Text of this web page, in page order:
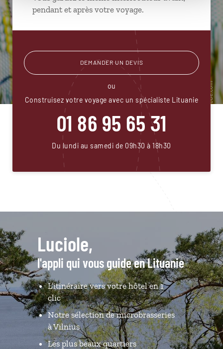
pendant et après votre voyage.
DEMANDER UN DEVIS
ou
Construisez votre voyage avec un spécialiste Lituanie
01 86 95 65 31
Du lundi au samedi de 09h30 à 18h30
Luciole,
l'appli qui vous guide en Lituanie
L’itinéraire vers votre hôtel en 1
clic
Notre sélection de microbrasseries
à Vilnius
Les plus beaux quartiers